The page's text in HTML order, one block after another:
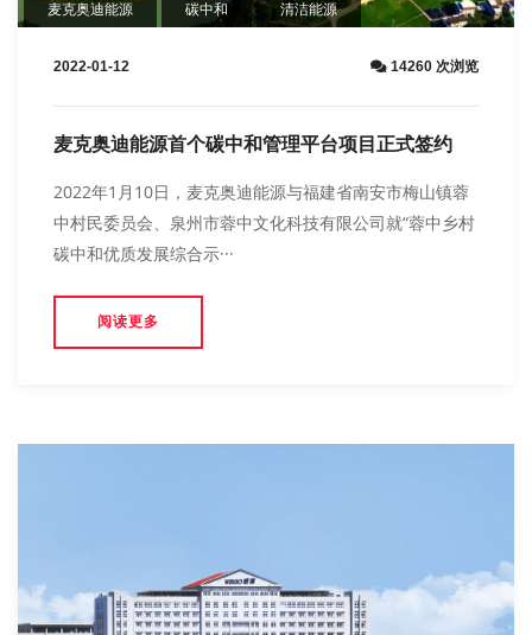
麦克奥迪能源 碳中和 清洁能源
2022-01-12 14260 次浏览
麦克奥迪能源首个碳中和管理平台项目正式签约
2022年1月10日，麦克奥迪能源与福建省南安市梅山镇蓉
中村民委员会、泉州市蓉中文化科技有限公司就“蓉中乡村
碳中和优质发展综合示···
阅读更多